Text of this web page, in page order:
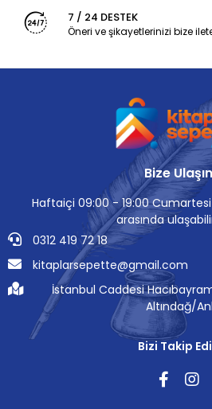
7 / 24 DESTEK
Öneri ve şikayetlerinizi bize
Bize Ulaşın
Haftaiçi 09:00 - 19:00 Cumartesi
arasında
0312 419 72 18
kitaplarsepette@gmail.com
İstanbul Caddesi
Altındağ/
Bizi Takip